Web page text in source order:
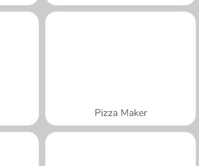
Pizza Maker